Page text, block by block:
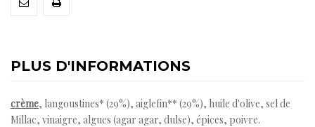
PLUS D'INFORMATIONS
crème, langoustines* (29%), aiglefin** (29%), huile d'olive, sel de
Millac, vinaigre, algues (agar agar, dulse), épices, poivre.